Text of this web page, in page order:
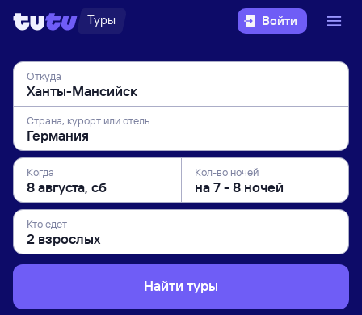
Туры Войти
Откуда
Страна, курорт или отель
Когда Кол-во ночей
Кто едет
Найти туры